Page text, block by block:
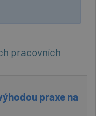
pracovních
praxe na